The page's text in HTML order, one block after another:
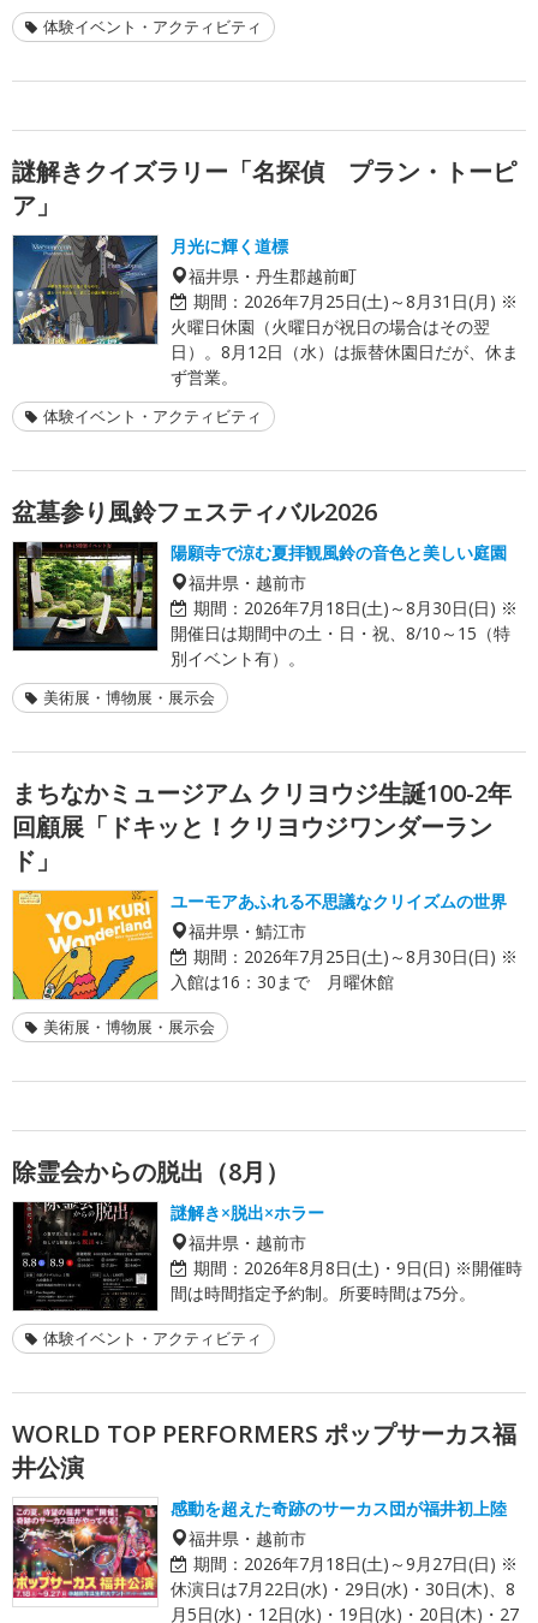
体験イベント・アクティビティ
謎解きクイズラリー「名探偵 プラン・トーピ
ア」
月光に輝く道標
福井県・丹生郡越前町
期間： 2026年7月25日(土)～8月31日(月) ※
火曜日休園（火曜日が祝日の場合はその翌
日）。8月12日（水）は振替休園日だが、休ま
ず営業。
体験イベント・アクティビティ
盆墓参り風鈴フェスティバル2026
陽願寺で涼む夏拝観風鈴の音色と美しい庭園
福井県・越前市
期間： 2026年7月18日(土)～8月30日(日) ※
開催日は期間中の土・日・祝、8/10～15（特
別イベント有）。
美術展・博物展・展示会
まちなかミュージアム クリヨウジ生誕100-2年
回顧展「ドキッと！クリヨウジワンダーラン
ド」
ユーモアあふれる不思議なクリイズムの世界
福井県・鯖江市
期間： 2026年7月25日(土)～8月30日(日) ※
入館は16：30まで 月曜休館
美術展・博物展・展示会
除霊会からの脱出（8月）
謎解き×脱出×ホラー
福井県・越前市
期間： 2026年8月8日(土)・9日(日) ※開催時
間は時間指定予約制。所要時間は75分。
体験イベント・アクティビティ
WORLD TOP PERFORMERS ポップサーカス福
井公演
感動を超えた奇跡のサーカス団が福井初上陸
福井県・越前市
期間： 2026年7月18日(土)～9月27日(日) ※
休演日は7月22日(水)・29日(水)・30日(木)、8
月5日(水)・12日(水)・19日(水)・20日(木)・27